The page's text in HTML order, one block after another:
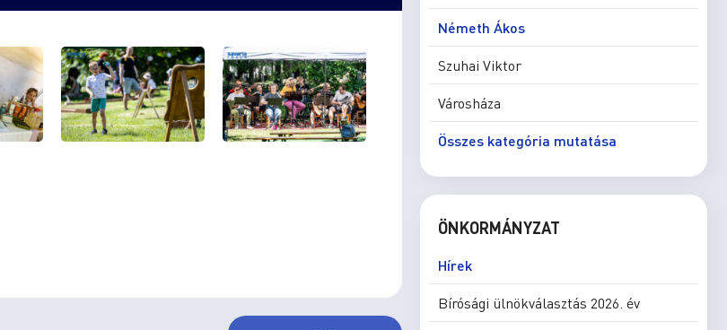
Németh Ákos
Szuhai Viktor
Városháza
Összes kategória mutatása
ÖNKORMÁNYZAT
Hírek
Bírósági ülnökválasztás 2026. év